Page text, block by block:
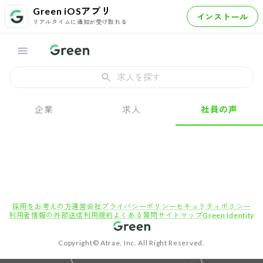
Green iOSアプリ
リアルタイムに通知が受け取れる インストール
求人を探す
企業 求人 社員の声
採用をお考えの方運営会社 プライバシーポリシーセキュリティポリシー
利用者情報の外部送信利用規約 よくある質問 サイトマップGreen Identity
Copyright© Atrae, Inc. All Right Reserved.